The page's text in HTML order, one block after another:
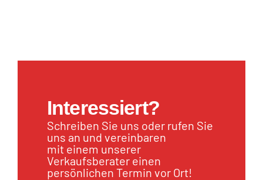
Interessiert?
Schreiben Sie uns oder rufen Sie
uns an und vereinbaren
mit einem unserer
Verkaufsberater einen
persönlichen Termin vor Ort!